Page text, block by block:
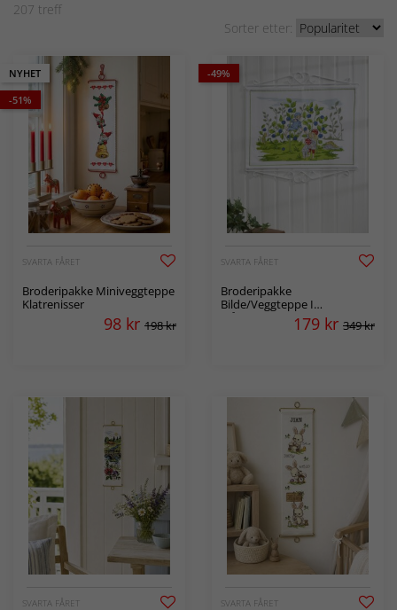
207 treff
Sorter etter:
NYHET
-51%
SVARTA FÅRET
Broderipakke Miniveggteppe
Klatrenisser
98 kr 198 kr
-49%
SVARTA FÅRET
Broderipakke
Bilde/Veggteppe I
blåbærskogen179 kr 349 kr
SVARTA FÅRET SVARTA FÅRET